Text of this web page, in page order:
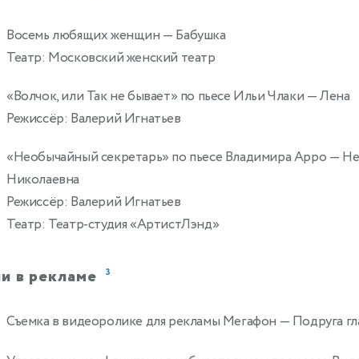
Восемь любящих женщин — Бабушка
Театр: Московский женский театр
«Волчок, или Так не бывает» по пьесе Ильи Члаки — Лена
Режиссёр: Валерий Игнатьев
«Необычайный секретарь» по пьесе Владимира Арро —
Николаевна
Режиссёр: Валерий Игнатьев
Театр: Театр-студия «АртистЛэнд»
в рекламе 3
Съемка в видеоролике для рекламы Мегафон — Подруга